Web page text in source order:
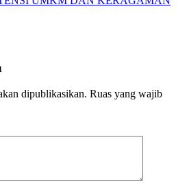
dipublikasikan. Ruas yang wajib